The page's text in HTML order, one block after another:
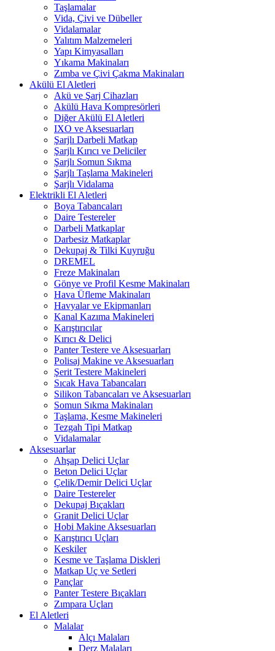
Taşlamalar
Vida, Çivi ve Dübeller
Vidalamalar
Yalıtım Malzemeleri
Yapı Kimyasalları
Yıkama Makinaları
Zımba ve Çivi Çakma Makinaları
Akülü El Aletleri
Akü ve Şarj Cihazları
Akülü Hava Kompresörleri
Diğer Akülü El Aletleri
IXO ve Aksesuarları
Şarjlı Darbeli Matkap
Şarjlı Kırıcı ve Deliciler
Şarjlı Somun Sıkma
Şarjlı Taşlama Makineleri
Şarjlı Vidalama
Elektrikli El Aletleri
Boya Tabancaları
Daire Testereler
Darbeli Matkaplar
Darbesiz Matkaplar
Dekupaj & Tilki Kuyruğu
DREMEL
Freze Makinaları
Gönye ve Profil Kesme Makinaları
Hava Üfleme Makinaları
Havyalar ve Ekipmanları
Kanal Kazıma Makineleri
Karıştırıcılar
Kırıcı & Delici
Panter Testere ve Aksesuarları
Polisaj Makine ve Aksesuarları
Şerit Testere Makineleri
Sıcak Hava Tabancaları
Silikon Tabancaları ve Aksesuarları
Somun Sıkma Makinaları
Taşlama, Kesme Makineleri
Tezgah Tipi Matkap
Vidalamalar
Aksesuarlar
Ahşap Delici Uçlar
Beton Delici Uçlar
Çelik/Demir Delici Uçlar
Daire Testereler
Dekupaj Bıçakları
Granit Delici Uçlar
Hobi Makine Aksesuarları
Karıştırıcı Uçları
Keskiler
Kesme ve Taşlama Diskleri
Matkap Uç ve Setleri
Pançlar
Panter Testere Bıçakları
Zımpara Uçları
El Aletleri
Malalar
Alçı Malaları
Derz Malaları